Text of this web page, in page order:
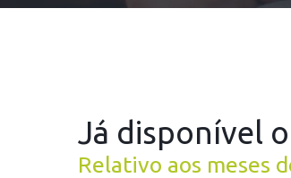
Já disponível
Relativo aos meses